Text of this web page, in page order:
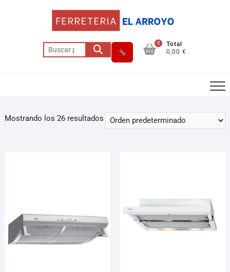
0
Total
0,00 €
Mostrando los 26 resultados
WhatsApp Cómo llegar